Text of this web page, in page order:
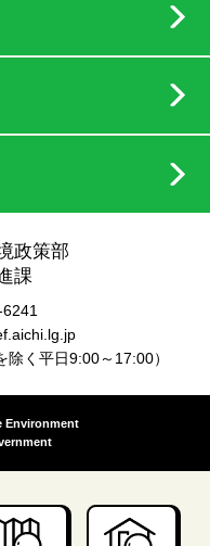
政策部
課
除く平日9:00～17:00）
Environment